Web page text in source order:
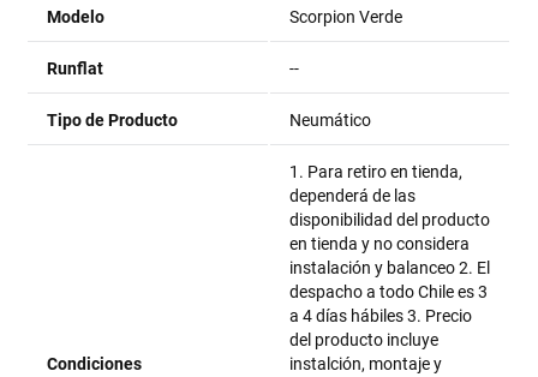
Modelo Scorpion Verde
Runflat --
Tipo de Producto Neumático
Condiciones
1. Para retiro en tienda,
dependerá de las
disponibilidad del producto
en tienda y no considera
instalación y balanceo 2. El
despacho a todo Chile es 3
a 4 días hábiles 3. Precio
del producto incluye
instalción, montaje y